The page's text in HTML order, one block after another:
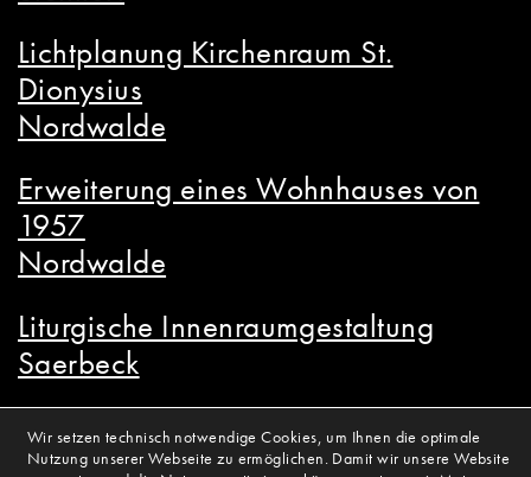
Lichtplanung Kirchenraum St.
Dionysius
Nordwalde
Erweiterung eines Wohnhauses von
1957
Nordwalde
Liturgische Innenraumgestaltung
Saerbeck
Erweiterung Kindergarten Im
Wiesengrund
Wir setzen technisch notwendige Cookies, um Ihnen die optimale
Nutzung unserer Webseite zu ermöglichen. Damit wir unsere Website